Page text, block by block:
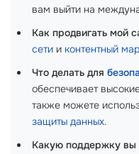
вам выйти на
Как продвигать мой
сети и контентный
Что делать для
обеспечивает
также можете
защиты данных.
Какую поддержку вы